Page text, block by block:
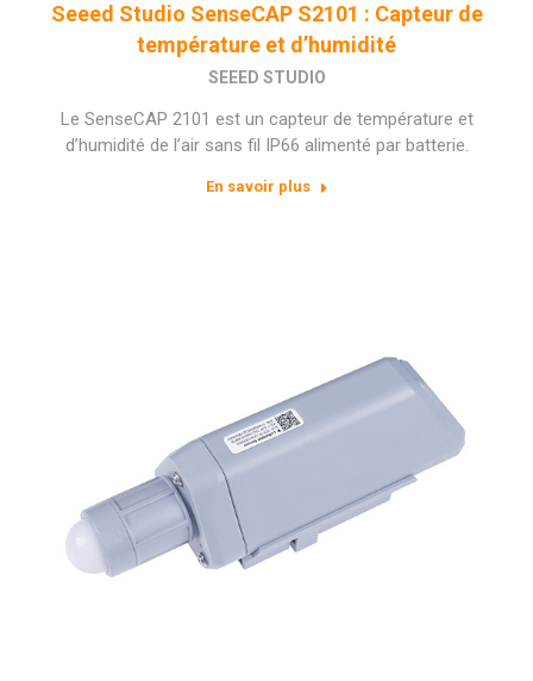
Seeed Studio SenseCAP S2101 : Capteur de
température et d’humidité
SEEED STUDIO
Le SenseCAP 2101 est un capteur de température et
d’humidité de l’air sans fil IP66 alimenté par batterie.
En savoir plus